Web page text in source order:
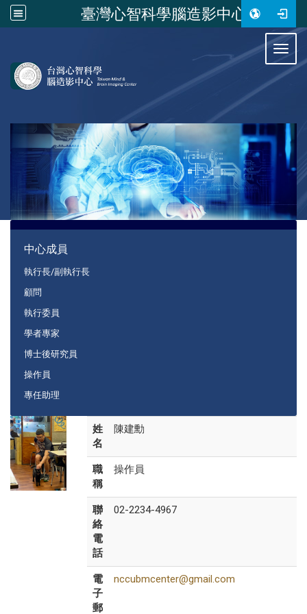
臺灣心智科學腦造影中心
中心成員
執行長/副執行長
顧問
執行委員
學者專家
博士後研究員
操作員
專任助理
姓
名
陳建勳
職
稱
操作員
聯
絡
電
話
02-2234-4967
電
子
郵
nccubmcenter@gmail.com